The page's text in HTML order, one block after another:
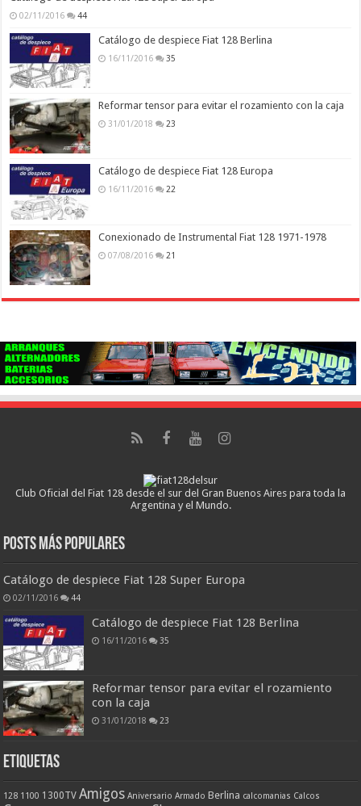
02/11/2016 44
Catálogo de despiece Fiat 128 Berlina
16/11/2016 35
Reformar tensor para evitar el rozamiento con la caja
31/01/2018 23
Catálogo de despiece Fiat 128 Europa
16/11/2016 22
Conexionado de Instrumental Fiat 128 1971-1978
07/08/2016 21
Club Oficial del Fiat 128 desde el sur del Gran Buenos Aires para toda la
Argentina y el Mundo.
Posts más populares
Catálogo de despiece Fiat 128 Super Europa
02/11/2016 44
Catálogo de despiece Fiat 128 Berlina
16/11/2016 35
Reformar tensor para evitar el rozamiento
con la caja
31/01/2018 23
ETIQUETAS
128 1100 1300TV Amigos Aniversario Armado Berlina calcomanias Calcos